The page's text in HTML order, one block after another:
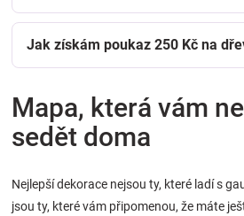
Jak získám poukaz 250 Kč na
Mapa, která vám
sedět doma
Nejlepší dekorace nejsou ty, které ladí s
jsou ty, které vám připomenou, že máte